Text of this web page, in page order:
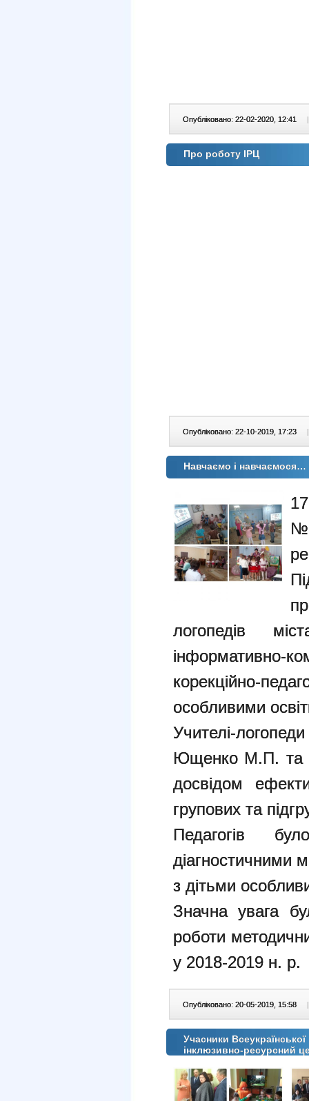
Опубліковано: 22-02-2020, 12:41 |
Про роботу ІРЦ
Опубліковано: 22-10-2019, 17:23 |
Навчаємо і навчаємося…
логопедів
інформативно-
корекційно-
особливими
Учителі-
Ющенко М.П. та
досвідом
групових та
Педагогів
діагностичними
з дітьми
Значна увага
роботи
у 2018-2019 н. р.
Опубліковано: 20-05-2019, 15:58 |
Учасники
інклюзивно-ресурсний